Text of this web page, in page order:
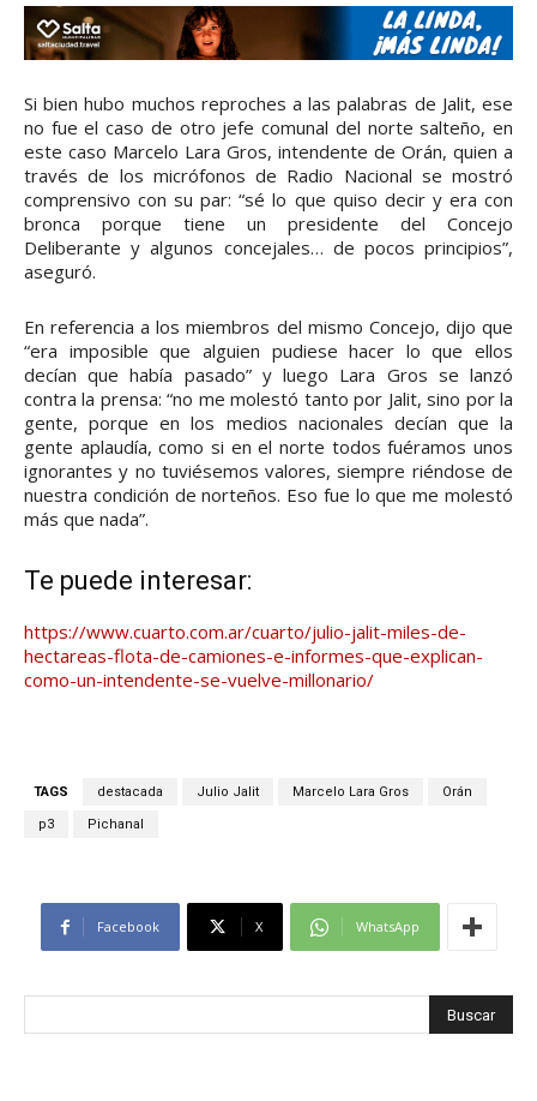
Si bien hubo muchos reproches a las palabras de Jalit, ese
no fue el caso de otro jefe comunal del norte salteño, en
este caso Marcelo Lara Gros, intendente de Orán, quien a
través de los micrófonos de Radio Nacional se mostró
comprensivo con su par: “sé lo que quiso decir y era con
bronca porque tiene un presidente del Concejo
Deliberante y algunos concejales… de pocos principios”,
aseguró.
En referencia a los miembros del mismo Concejo, dijo que
“era imposible que alguien pudiese hacer lo que ellos
decían que había pasado” y luego Lara Gros se lanzó
contra la prensa: “no me molestó tanto por Jalit, sino por la
gente, porque en los medios nacionales decían que la
gente aplaudía, como si en el norte todos fuéramos unos
ignorantes y no tuviésemos valores, siempre riéndose de
nuestra condición de norteños. Eso fue lo que me molestó
más que nada”.
Te puede interesar:
https://www.cuarto.com.ar/cuarto/julio-jalit-miles-de-
hectareas-flota-de-camiones-e-informes-que-explican-
como-un-intendente-se-vuelve-millonario/
TAGS destacada Julio Jalit Marcelo Lara Gros Orán
p3 Pichanal
Facebook X WhatsApp